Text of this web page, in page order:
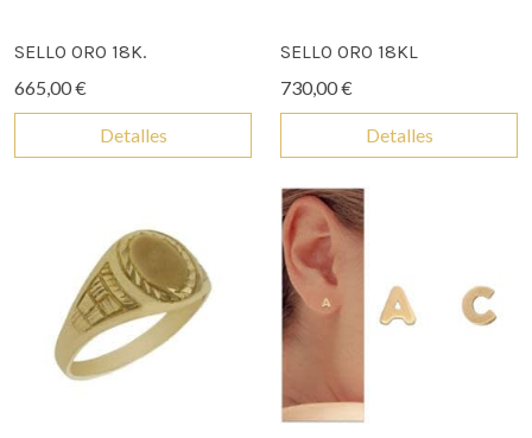
SELLO ORO 18K.
665,00 €
Detalles
SELLO ORO 18KL
730,00 €
Detalles